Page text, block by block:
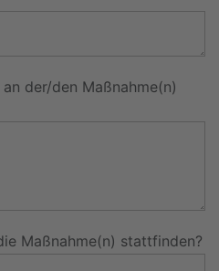
der/den Maßnahme(n)
Maßnahme(n) stattfinden?